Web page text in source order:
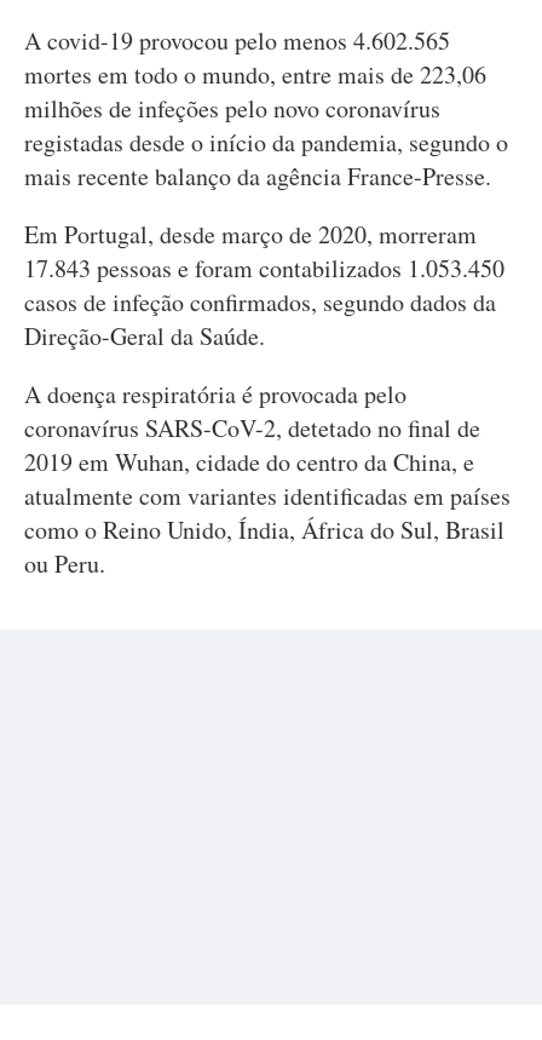
A covid-19 provocou pelo menos 4.602.565
mortes em todo o mundo, entre mais de 223,06
milhões de infeções pelo novo coronavírus
registadas desde o início da pandemia, segundo o
mais recente balanço da agência France-Presse.
Em Portugal, desde março de 2020, morreram
17.843 pessoas e foram contabilizados 1.053.450
casos de infeção confirmados, segundo dados da
Direção-Geral da Saúde.
A doença respiratória é provocada pelo
coronavírus SARS-CoV-2, detetado no final de
2019 em Wuhan, cidade do centro da China, e
atualmente com variantes identificadas em países
como o Reino Unido, Índia, África do Sul, Brasil
ou Peru.